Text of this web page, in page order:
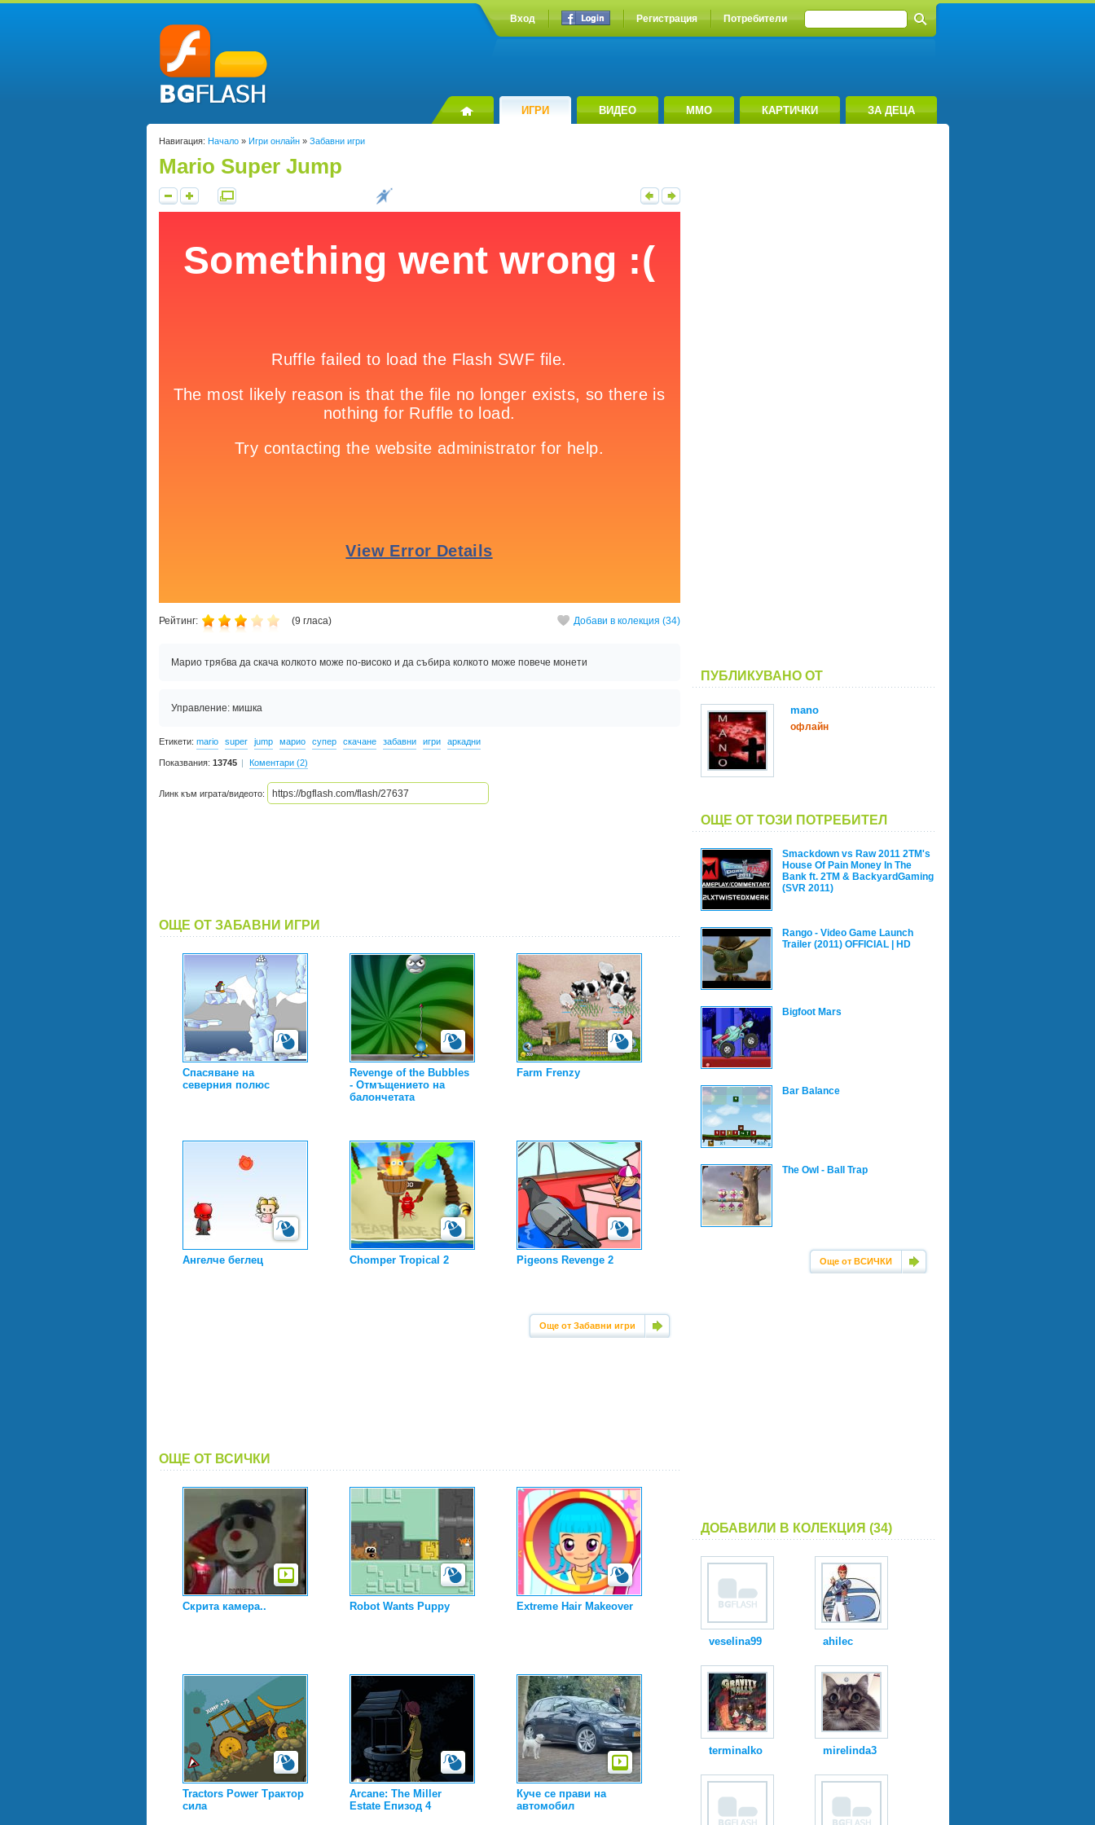
Вход Регистрация Потребители
ИГРИ ВИДЕО MMO КАРТИЧКИ ЗА ДЕЦА
Навигация: Начало» Игри онлайн» Забавни игри
Mario Super Jump
Рейтинг: (9 гласа) Добави в колекция (34)
Марио трябва да скача колкото може по-високо и да събира колкото може повече монети
Управление: мишка
Етикети: mario super jump марио супер скачане забавни игри аркадни
Показвания: 13745 Коментари (2)
Линк към играта/видеото:
ОЩЕ ОТ ЗАБАВНИ ИГРИ
Спасяване на
северния полюс
Revenge of the Bubbles
- Отмъщението на
балончетата
Farm Frenzy
Ангелче беглец Chomper Tropical 2 Pigeons Revenge 2
Още от Забавни игри
ОЩЕ ОТ ВСИЧКИ
Скрита камера.. Robot Wants Puppy Extreme Hair Makeover
Tractors Power Трактор
сила
Arcane: The Miller
Estate Епизод 4
Куче се прави на
автомобил
ПУБЛИКУВАНО ОТ
mano
офлайн
ОЩЕ ОТ ТОЗИ ПОТРЕБИТЕЛ
Smackdown vs Raw 2011 2TM's
House Of Pain Money In The
Bank ft. 2TM & BackyardGaming
(SVR 2011)
Rango - Video Game Launch
Trailer (2011) OFFICIAL | HD
Bigfoot Mars
Bar Balance
The Owl - Ball Trap
Още от ВСИЧКИ
ДОБАВИЛИ В КОЛЕКЦИЯ (34)
veselina99 ahilec
terminalko mirelinda3